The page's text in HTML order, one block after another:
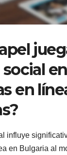
en
influye
en Bulgaria al